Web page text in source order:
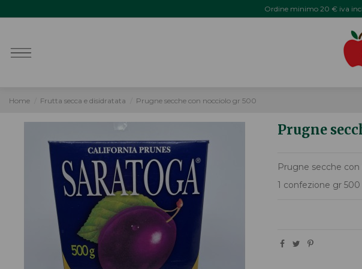
Ordine minimo 20 € iva
Home Frutta secca e disidratata Prugne secche con nocciolo gr 500
Prugne
Prugne secche con
1 confezione gr 500